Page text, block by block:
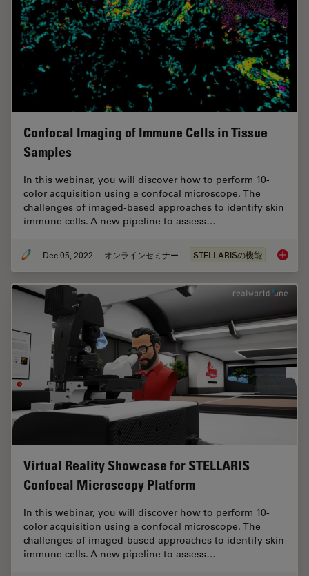
Confocal Imaging of Immune Cells in Tissue
Samples
In this webinar, you will discover how to perform 10-
color acquisition using a confocal microscope. The
challenges of imaged-based approaches to identify skin
immune cells. A new pipeline to assess…
Dec 05, 2022 オンラインセミナー STELLARISの機能
Virtual Reality Showcase for STELLARIS
Confocal Microscopy Platform
In this webinar, you will discover how to perform 10-
color acquisition using a confocal microscope. The
challenges of imaged-based approaches to identify skin
immune cells. A new pipeline to assess…